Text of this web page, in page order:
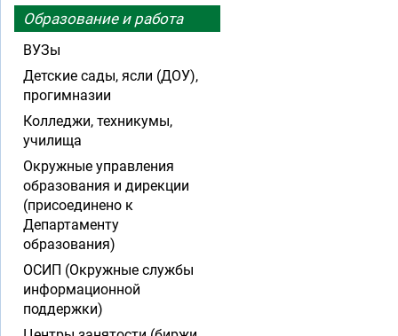
Образование и работа
ВУЗы
Детские сады, ясли (ДОУ),
прогимназии
Колледжи, техникумы,
училища
Окружные управления
образования и дирекции
(присоединено к
Департаменту
образования)
ОСИП (Окружные службы
информационной
поддержки)